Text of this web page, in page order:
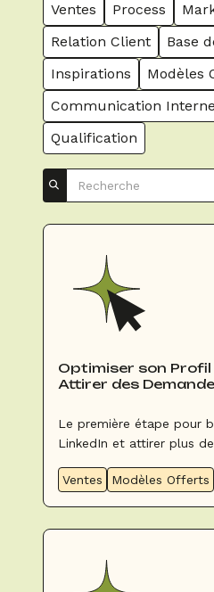
Ventes Process
Relation Client
Base
Inspirations
Modèles
Communication Interne
Qualification
Optimiser son Profil
Attirer des
Événements
Le première étape pour
LinkedIn et attirer plus
Ventes
Modèles Offerts